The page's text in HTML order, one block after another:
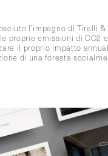
l’impegno di Tirelli &
proprie emissioni di CO2
il proprio impatto
di una foresta